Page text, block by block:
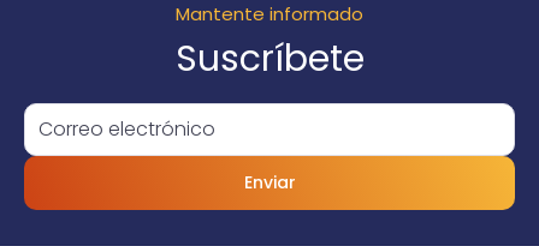
Mantente informado
Suscríbete
Enviar